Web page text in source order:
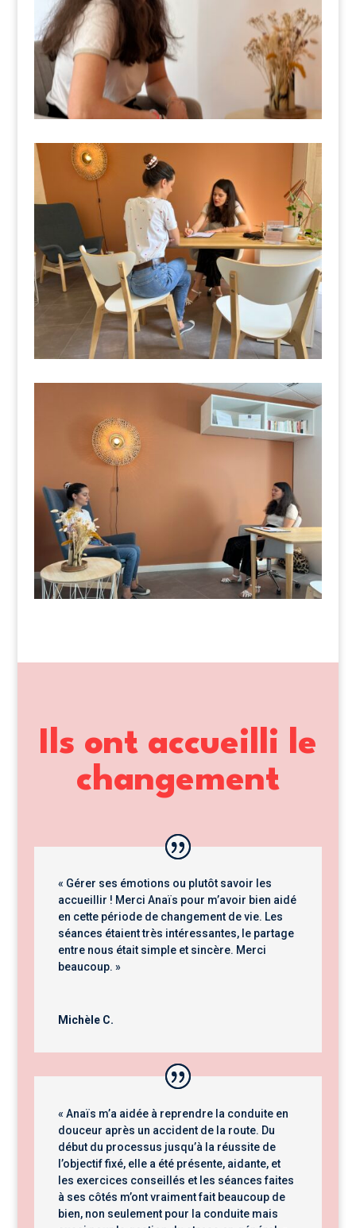
Ils ont accueilli le
changement
« Gérer ses émotions ou plutôt savoir les
accueillir ! Merci Anaïs pour m’avoir bien aidé
en cette période de changement de vie. Les
séances étaient très intéressantes, le partage
entre nous était simple et sincère. Merci
beaucoup. »
Michèle C.
« Anaïs m’a aidée à reprendre la conduite en
douceur après un accident de la route. Du
début du processus jusqu’à la réussite de
l’objectif fixé, elle a été présente, aidante, et
les exercices conseillés et les séances faites
à ses côtés m’ont vraiment fait beaucoup de
bien, non seulement pour la conduite mais